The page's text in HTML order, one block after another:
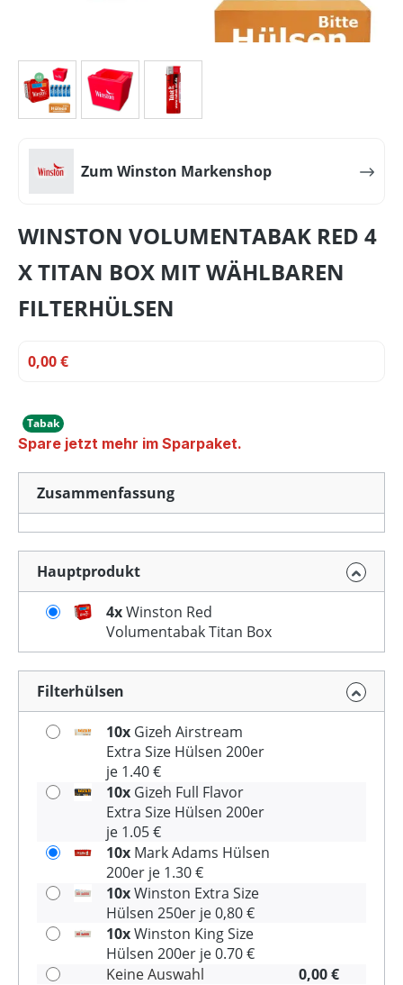
Zum Winston Markenshop
WINSTON VOLUMENTABAK RED 4
X TITAN BOX MIT WÄHLBAREN
FILTERHÜLSEN
0,00 €
Tabak
Spare jetzt mehr im Sparpaket.
Zusammenfassung
Hauptprodukt
4xWinston Red
Volumentabak Titan Box
Filterhülsen
10x Gizeh Airstream
Extra Size Hülsen 200er
je 1.40 €
10x Gizeh Full Flavor
Extra Size Hülsen 200er
je 1.05 €
10x Mark Adams Hülsen
200er je 1.30 €
10xWinston Extra Size
Hülsen 250er je 0,80 €
10xWinston King Size
Hülsen 200er je 0.70 €
Keine Auswahl
0,00 €